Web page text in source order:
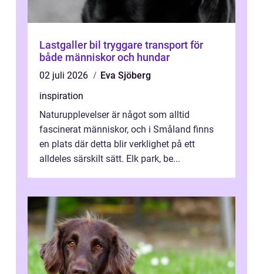
Lastgaller bil tryggare transport för
både människor och hundar
02 juli 2026
Eva Sjöberg
inspiration
Naturupplevelser är något som alltid
fascinerat människor, och i Småland finns
en plats där detta blir verklighet på ett
alldeles särskilt sätt. Elk park, be...